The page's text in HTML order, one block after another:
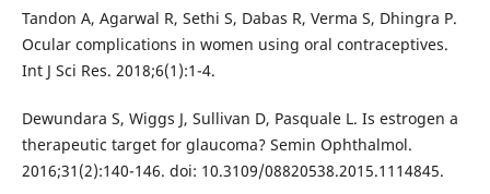
Tandon A, Agarwal R, Sethi S, Dabas R, Verma S, Dhingra P.
Ocular complications in women using oral contraceptives.
Int J Sci Res. 2018;6(1):1-4.
Dewundara S, Wiggs J, Sullivan D, Pasquale L. Is estrogen a
therapeutic target for glaucoma? Semin Ophthalmol.
2016;31(2):140-146. doi: 10.3109/08820538.2015.1114845.